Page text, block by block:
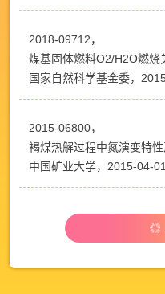
2018-09712，
煤基固体燃料O2/H2O燃烧
国家自然科学基金委，
2015-06800，
褐煤热解过程中氮演变特性
中国矿业大学，2015-04-01